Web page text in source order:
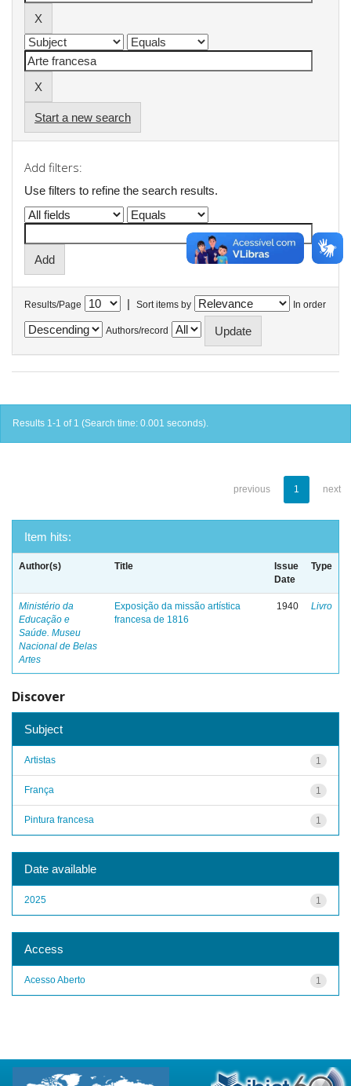
Start a new search
Add filters:
Use filters to refine the search results.
Results/Page | Sort items by In order
Authors/record
Results 1-1 of 1 (Search time: 0.001 seconds).
previous 1 next
Item hits:
Author(s) Title
Issue
Date
Type
Ministério da
Educação e
Saúde. Museu
Nacional de Belas
Artes
Exposição da missão artística
francesa de 1816
1940 Livro
Discover
Subject
1
Artistas
1
França
1
Pintura francesa
Date available
1
2025
Access
1
Acesso Aberto